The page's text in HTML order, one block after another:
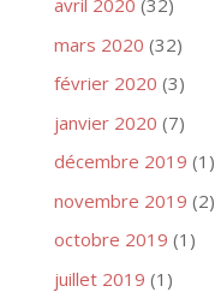
avril 2020 (32)
mars 2020 (32)
février 2020 (3)
janvier 2020 (7)
décembre 2019 (1)
novembre 2019 (2)
octobre 2019 (1)
juillet 2019 (1)